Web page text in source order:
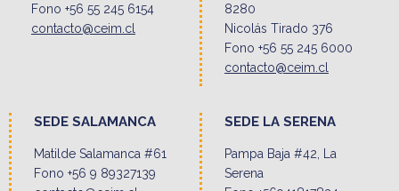
Fono +56 55 245 6154
contacto@ceim.cl
8280
Nicolás Tirado 376
Fono +56 55 245 6000
contacto@ceim.cl
SEDE SALAMANCA
Matilde Salamanca #61
Fono +56 9 89327139
SEDE LA SERENA
Pampa Baja #42, La
Serena